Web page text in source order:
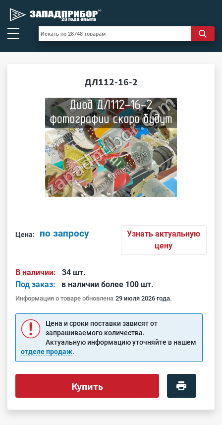
ДЛ112-16-2
Цена: по запросу
Узнать актуальную
цену
В наличии:
34 шт.
Под заказ:
в наличии более 100 шт.
Информация о товаре обновлена 29 июля 2026 года.
Цена и сроки поставки зависят от
запрашиваемого количества.
Актуальную информацию уточняйте в нашем
отделе продаж.
Купить